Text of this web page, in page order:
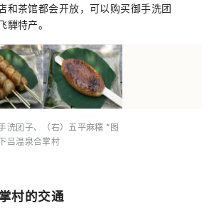
和茶馆都会开放，可以购买御手洗团
特产。
洗团子、（右）五平麻糬 *图
吕温泉合掌村
村的交通